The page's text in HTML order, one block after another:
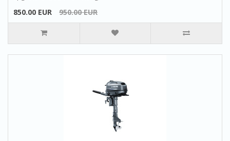
850.00 EUR 950.00 EUR